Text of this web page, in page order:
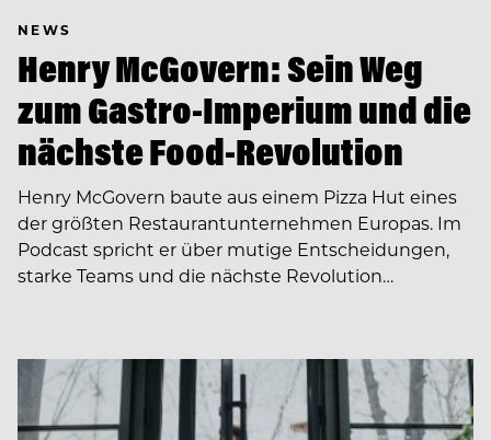
NEWS
Henry McGovern: Sein Weg
zum Gastro-Imperium und die
nächste Food-Revolution
Henry McGovern baute aus einem Pizza Hut eines
der größten Restaurantunternehmen Europas. Im
Podcast spricht er über mutige Entscheidungen,
starke Teams und die nächste Revolution…